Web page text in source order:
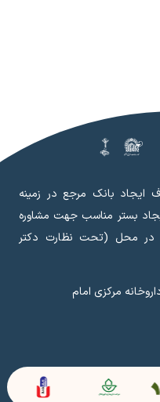
بانک مرجع در زمینه
بستر مناسب جهت مشاوره
در محل (تحت نظارت دکتر
مرکزی امام